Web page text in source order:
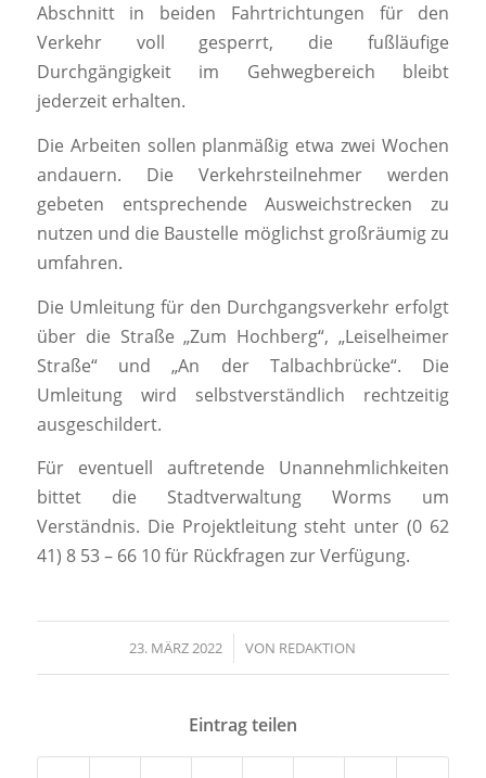
Abschnitt in beiden Fahrtrichtungen für den
Verkehr voll gesperrt, die fußläufige
Durchgängigkeit im Gehwegbereich bleibt
jederzeit erhalten.
Die Arbeiten sollen planmäßig etwa zwei Wochen
andauern. Die Verkehrsteilnehmer werden
gebeten entsprechende Ausweichstrecken zu
nutzen und die Baustelle möglichst großräumig zu
umfahren.
Die Umleitung für den Durchgangsverkehr erfolgt
über die Straße „Zum Hochberg“, „Leiselheimer
Straße“ und „An der Talbachbrücke“. Die
Umleitung wird selbstverständlich rechtzeitig
ausgeschildert.
Für eventuell auftretende Unannehmlichkeiten
bittet die Stadtverwaltung Worms um
Verständnis. Die Projektleitung steht unter (0 62
41) 8 53 – 66 10 für Rückfragen zur Verfügung.
23. MÄRZ 2022
/ VON REDAKTION
Eintrag teilen